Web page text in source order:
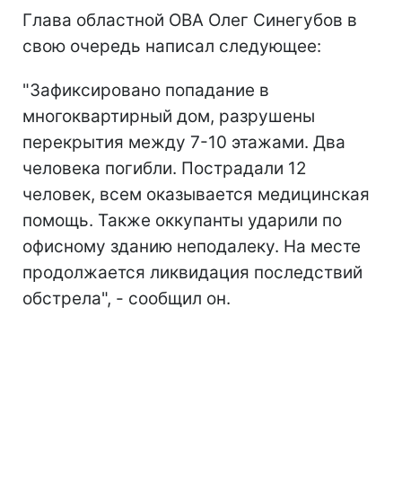
Глава областной ОВА Олег Синегубов в
свою очередь написал следующее:
"Зафиксировано попадание в
многоквартирный дом, разрушены
перекрытия между 7-10 этажами. Два
человека погибли. Пострадали 12
человек, всем оказывается медицинская
помощь. Также оккупанты ударили по
офисному зданию неподалеку. На месте
продолжается ликвидация последствий
обстрела", - сообщил он.